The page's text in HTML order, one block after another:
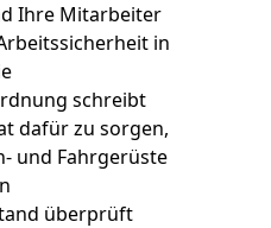
Ihre Mitarbeiter
in
schreibt
dafür zu sorgen,
und Fahrgerüste
überprüft